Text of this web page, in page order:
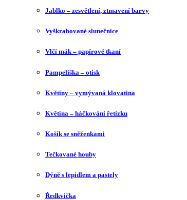
Jablko – zesvětlení, ztmavení barvy
Vyškrabované slunečnice
Vlčí mák – papírové tkaní
Pampeliška – otisk
Květiny – vymývaná klovatina
Květina – háčkování řetízku
Košík se sněženkami
Tečkované houby
Dýně s lepidlem a pastely
Ředkvička